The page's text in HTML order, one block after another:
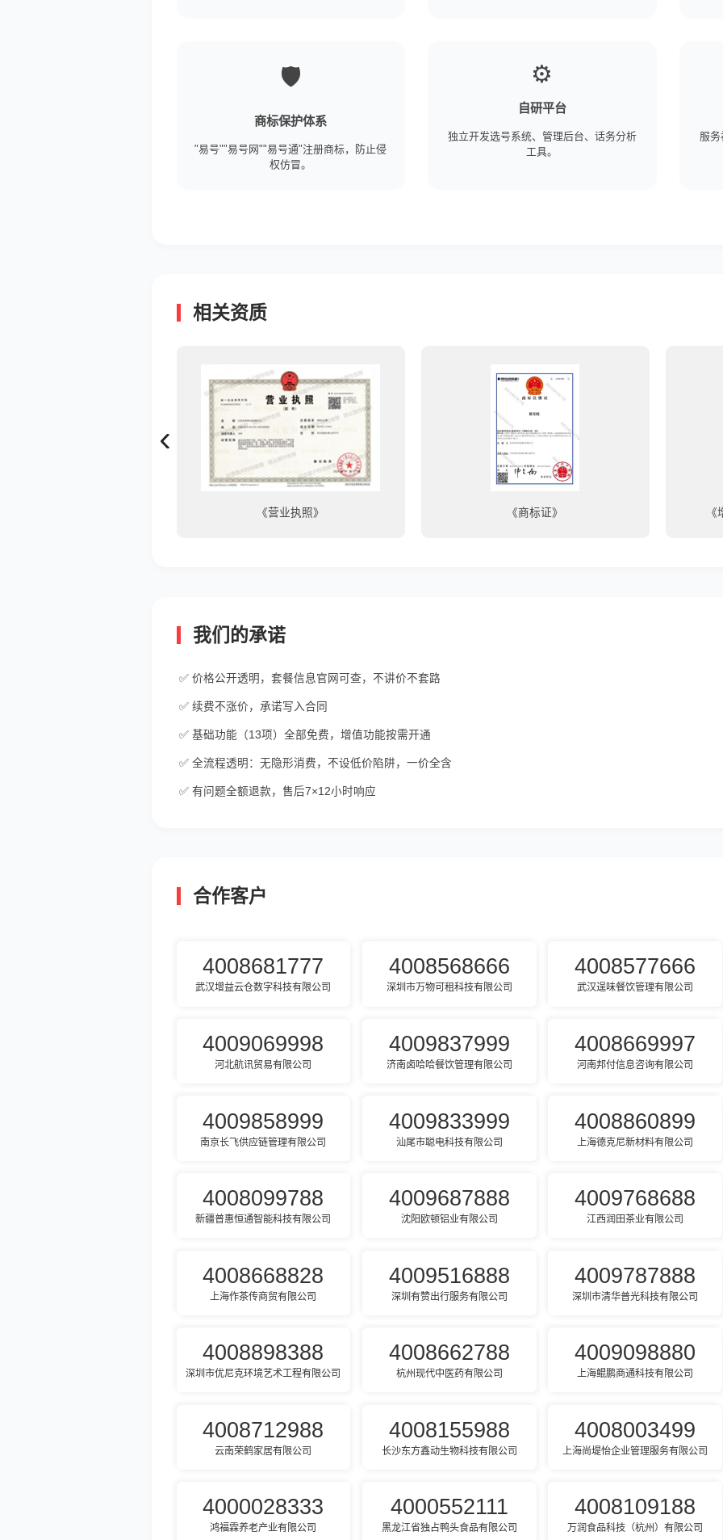
🛡️
商标保护体系
"易号""易号网""易号通"注册商标，防止侵
权仿冒。
⚙️
自研平台
独立开发选号系统、管理后台、话务分析
工具。
服
相关资质
《营业执照》 《商标证》
我们的承诺
✅ 价格公开透明，套餐信息官网可查，不讲价不套路
✅ 续费不涨价，承诺写入合同
✅ 基础功能（13项）全部免费，增值功能按需开通
✅ 全流程透明：无隐形消费，不设低价陷阱，一价全含
✅ 有问题全额退款，售后7×12小时响应
合作客户
4008681777
武汉增益云仓数字科技有限公司
4008568666
深圳市万物可租科技有限公司
4008577666
武汉逞味餐饮管理有限公司
4009069998
河北航讯贸易有限公司
4009837999
济南卤哈哈餐饮管理有限公司
4008669997
河南邦付信息咨询有限公司
4009858999
南京长飞供应链管理有限公司
4009833999
汕尾市聪电科技有限公司
4008860899
上海德克尼新材料有限公司
4008099788
新疆普惠恒通智能科技有限公司
4009687888
沈阳欧顿铝业有限公司
4009768688
江西润田茶业有限公司
4008668828
上海作茶传商贸有限公司
4009516888
深圳有赞出行服务有限公司
4009787888
深圳市清华普光科技有限公司
4008898388
深圳市优尼克环境艺术工程有限公司
4008662788
杭州现代中医药有限公司
4009098880
上海鲲鹏商通科技有限公司
4008712988
云南荣鹤家居有限公司
4008155988
长沙东方鑫动生物科技有限公司
4008003499
上海尚堤怡企业管理服务有限公司
4000028333
鸿福霖养老产业有限公司
4000552111
黑龙江省独占鸭头食品有限公司
4008109188
万润食品科技（杭州）有限公司